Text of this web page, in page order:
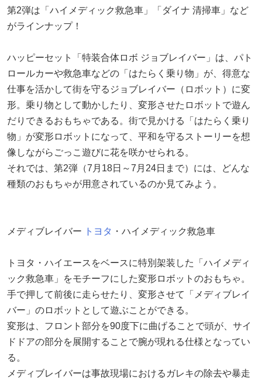
第2弾は「ハイメディック救急車」「ダイナ 清掃車」など
がラインナップ！
ハッピーセット「特装合体ロボ ジョブレイバー」は、パト
ロールカーや救急車などの「はたらく乗り物」が、得意な
仕事を活かして街を守るジョブレイバー（ロボット）に変
形。乗り物として動かしたり、変形させたロボットで遊ん
だりできるおもちゃである。街で見かける「はたらく乗り
物」が変形ロボットになって、平和を守るストーリーを想
像しながらごっこ遊びに花を咲かせられる。
それでは、第2弾（7月18日～7月24日まで）には、どんな
種類のおもちゃが用意されているのか見てみよう。
メディブレイバー トヨタ ・ハイメディック救急車
トヨタ・ハイエースをベースに特別架装した「ハイメディ
ック救急車」をモチーフにした変形ロボットのおもちゃ。
手で押して前後に走らせたり、変形させて「メディブレイ
バー」のロボットとして遊ぶことができる。
変形は、フロント部分を90度下に曲げることで頭が、サイ
ドドアの部分を展開することで腕が現れる仕様となってい
る。
メディブレイバーは事故現場におけるガレキの除去や暴走